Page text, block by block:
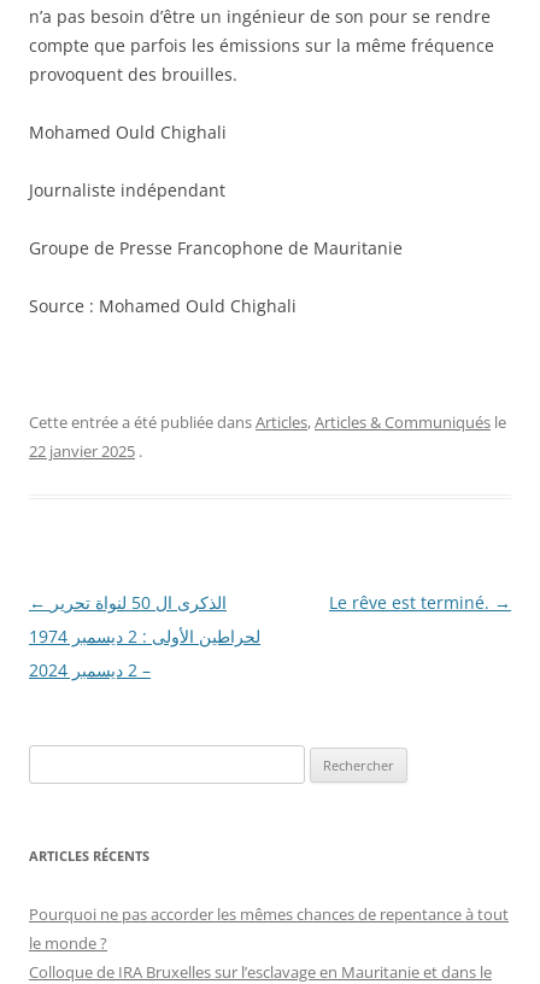
n’a pas besoin d’être un ingénieur de son pour se rendre
compte que parfois les émissions sur la même fréquence
provoquent des brouilles.
Mohamed Ould Chighali
Journaliste indépendant
Groupe de Presse Francophone de Mauritanie
Source : Mohamed Ould Chighali
Cette entrée a été publiée dansArticles,Articles & Communiqués le
22 janvier 2025 .
Navigation
des
articles
←
لحراطين الأولى : 2 ديسمبر 1974
– 2 ديسمبر 2024
Le rêve est terminé. →
e
h
r
c
h
ARTICLES RÉCENTS
Pourquoi ne pas accorder les mêmes chances de repentance à tout
le monde ?
Colloque de IRA Bruxelles sur l’esclavage en Mauritanie et dans le